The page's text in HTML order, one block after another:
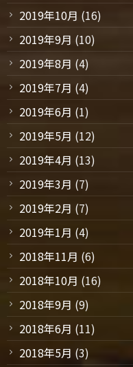
2019年10月 (16)
2019年9月 (10)
2019年8月 (4)
2019年7月 (4)
2019年6月 (1)
2019年5月 (12)
2019年4月 (13)
2019年3月 (7)
2019年2月 (7)
2019年1月 (4)
2018年11月 (6)
2018年10月 (16)
2018年9月 (9)
2018年6月 (11)
2018年5月 (3)